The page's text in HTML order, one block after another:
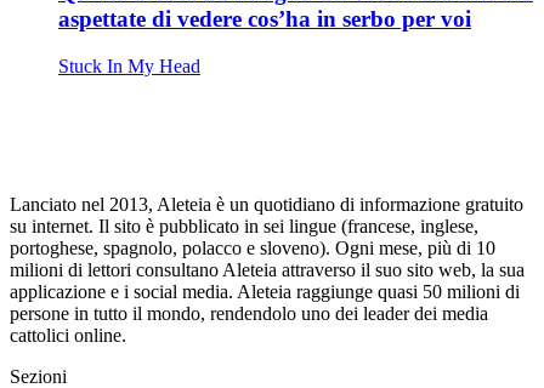
aspettate di vedere cos’ha in serbo per voi
Stuck In My Head
Lanciato nel 2013, Aleteia è un quotidiano di informazione gratuito
su internet. Il sito è pubblicato in sei lingue (francese, inglese,
portoghese, spagnolo, polacco e sloveno). Ogni mese, più di 10
milioni di lettori consultano Aleteia attraverso il suo sito web, la sua
applicazione e i social media. Aleteia raggiunge quasi 50 milioni di
persone in tutto il mondo, rendendolo uno dei leader dei media
cattolici online.
Sezioni